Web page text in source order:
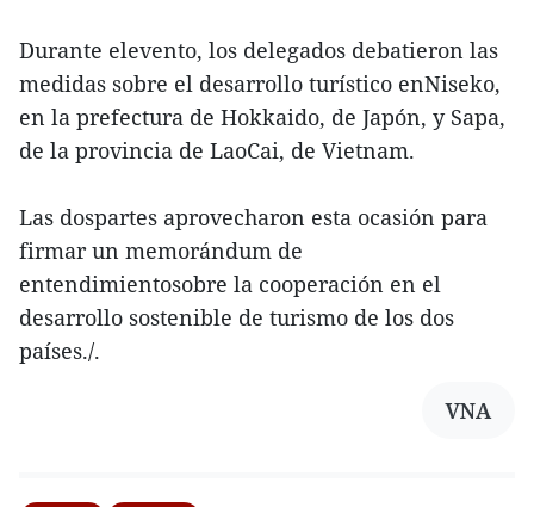
Durante elevento, los delegados debatieron las
medidas sobre el desarrollo turístico enNiseko,
en la prefectura de Hokkaido, de Japón, y Sapa,
de la provincia de LaoCai, de Vietnam.
Las dospartes aprovecharon esta ocasión para
firmar un memorándum de
entendimientosobre la cooperación en el
desarrollo sostenible de turismo de los dos
países./.
VNA